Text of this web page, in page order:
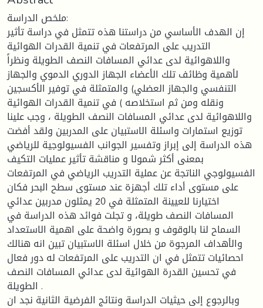
ملخص الدراسة:
إن الهدف الأساسي من دراستنا هذه تتمثل في دراسة تأثير
التدريب على المرتفعات في تنمية القدرات الهوائية
واللاهوائية لدى عدائي المسافات النصف الطويلة ونظراً
لأهمية وظائف تلك الأعضاء الجهاز الدوري الدموي والجهاز
التنفسي والجهاز العضلي) والمتمثلة في توفير الأكسجين
ونقله ومن ثم استخلاصه ) في تنمية القدرات الهوائية
واللاهوائية لدى عدائي المسافات النصف الطويلة ، وجب علينا
توزيع استمارات واسئلة الاستبيان على المدربين ولقد أفضت
هذه الدراسة إلى إبراز وتفسير الجوانب الفسيولوجية للرياضي
بمعنى أكثر شمولا و مناقشة تأثير عمليات التكيف
الفسيولوجي الناتجة عن عملية التدريب الرياضي في المرتفعات
على مستوى أداء تلك أجهزة عند مستوى سطح البحر فكان
اختيارنا للعيينة المتمثلة في 20 يمثلون مدربين عدائي
المسافات النصف طويلة، و تجلت فوائد هذه الدراسة في
السماح لنا بالوقوف و بصورة واضحة على اهمية الاستعداد
والأهداف المرجوة من خلال اسئلة الاستبيان تبين انه هنالك
احصائيات تتمثل في ان التدريب على المرتفعات له دور فعال
في تحسين القدرة الهوائية لدى عدائي المسافات النصف
الطويلة .
وبالرجوع إلى حيثيات الدراسة ونتائج الفرضية الثانية نجد ان